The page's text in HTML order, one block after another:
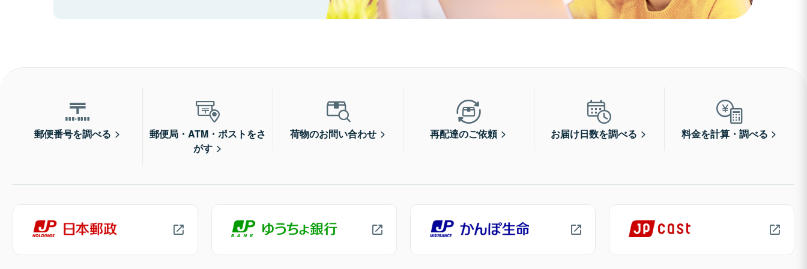
郵便番号を調べる
郵便局・ATM・ポストをさ
がす
荷物のお問い合わせ 再配達のご依頼 お届け日数を調べる 料金を計算・調べる